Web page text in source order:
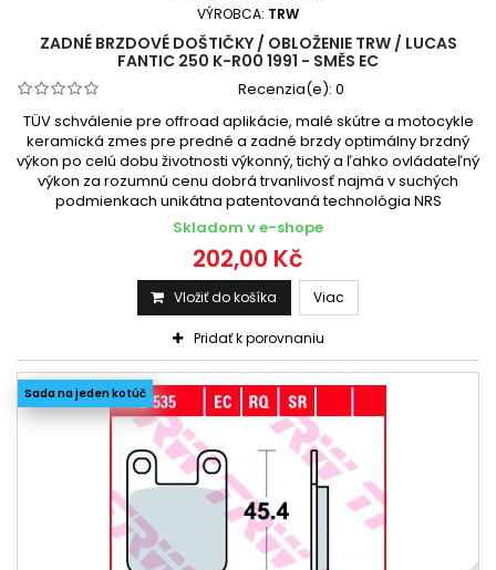
VÝROBCA: TRW
ZADNÉ BRZDOVÉ DOŠTIČKY / OBLOŽENIE TRW / LUCAS
FANTIC 250 K-R00 1991 - SMĚS EC
Recenzia(e): 0
TÜV schválenie pre offroad aplikácie, malé skútre a motocykle
keramická zmes pre predné a zadné brzdy optimálny brzdný
výkon po celú dobu životnosti výkonný, tichý a ľahko ovládateľný
výkon za rozumnú cenu dobrá trvanlivosť najmä v suchých
podmienkach unikátna patentovaná technológia NRS
Skladom v e-shope
202,00 Kč
Vložiť do košíka Viac
Pridať k porovnaniu
Sada na jeden kotúč